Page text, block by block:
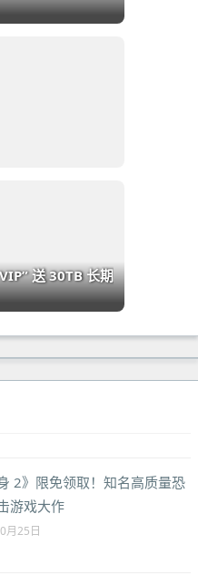
送 30TB 长期
2》限免领取！知名高质量恐
游戏大作
月25日